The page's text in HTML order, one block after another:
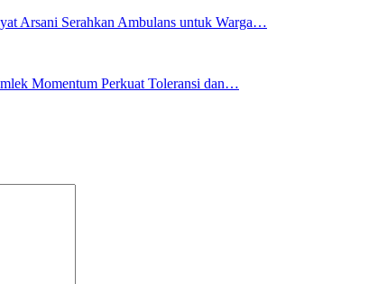
Arsani Serahkan Ambulans untuk Warga…
Momentum Perkuat Toleransi dan…